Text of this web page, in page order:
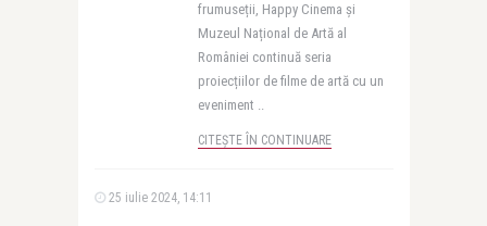
frumuseții, Happy Cinema și
Muzeul Național de Artă al
României continuă seria
proiecțiilor de filme de artă cu un
eveniment ..
CITEȘTE ÎN CONTINUARE
25 iulie 2024, 14:11